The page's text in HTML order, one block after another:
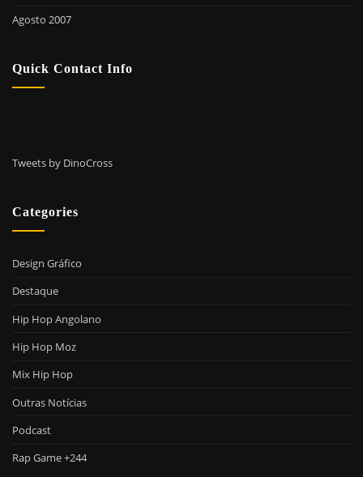
Agosto 2007
Quick Contact Info
Tweets by DinoCross
Categories
Design Gráfico
Destaque
Hip Hop Angolano
Hip Hop Moz
Mix Hip Hop
Outras Notícias
Podcast
Rap Game +244